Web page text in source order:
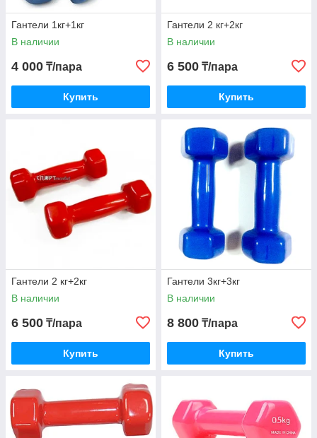
Гантели 1кг+1кг
В наличии
4 000 ₸/пара
Купить
Гантели 2 кг+2кг
В наличии
6 500 ₸/пара
Купить
Гантели 2 кг+2кг
В наличии
6 500 ₸/пара
Купить
Гантели 3кг+3кг
В наличии
8 800 ₸/пара
Купить